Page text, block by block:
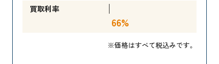
買取利率
66%
※価格はすべて税込みです。